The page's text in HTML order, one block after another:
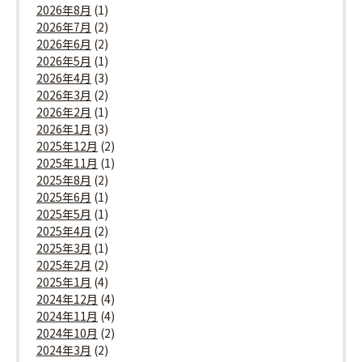
2026年8月 (1)
2026年7月 (2)
2026年6月 (2)
2026年5月 (1)
2026年4月 (3)
2026年3月 (2)
2026年2月 (1)
2026年1月 (3)
2025年12月 (2)
2025年11月 (1)
2025年8月 (2)
2025年6月 (1)
2025年5月 (1)
2025年4月 (2)
2025年3月 (1)
2025年2月 (2)
2025年1月 (4)
2024年12月 (4)
2024年11月 (4)
2024年10月 (2)
2024年3月 (2)